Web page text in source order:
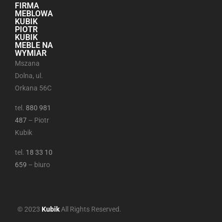
FIRMA
MEBLOWA
KUBIK
PIOTR
KUBIK
MEBLE NA
WYMIAR
Mszana
Dolna, ul.
Orkana 56C
tel. 880 981
487 – Piotr
Kubik
tel. 18 33 10
659 – biuro
© 2023 Kubik All Rights Reserved.